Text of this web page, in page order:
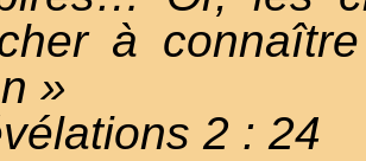
à
»
2 : 24